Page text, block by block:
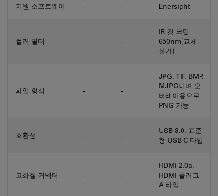
지원 소프트웨어 - - Enersight
컬러 필터 - -
IR 컷 코팅
650nm(교체
불가)
파일 형식 - -
JPG, TIF, BMP,
MJPG이며 오
버레이용으로
PNG 가능
호환성 - -
USB 3.0, 표준
형 USB C 타입
고화질 커넥터 - -
HDMI 2.0a,
HDMI 플러그
A 타입